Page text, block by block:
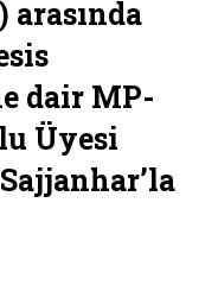
arasında
dair MP-
Üyesi